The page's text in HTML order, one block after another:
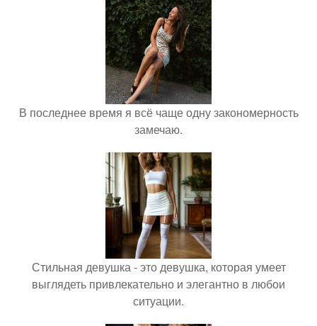
В последнее время я всё чаще одну закономерность
замечаю.
Стильная девушка - это девушка, которая умеет
выглядеть привлекательно и элегантно в любои
ситуации.